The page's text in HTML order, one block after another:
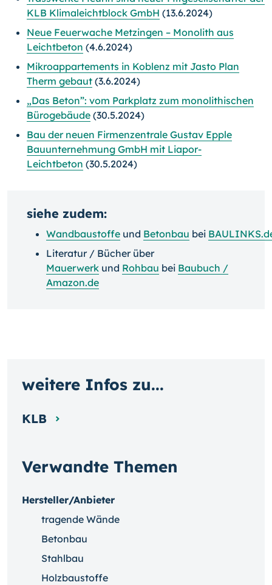
KLB Klimaleichtblock GmbH (13.6.2024)
Neue Feuerwache Metzingen – Monolith aus
Leichtbeton (4.6.2024)
Mikroappartements in Koblenz mit Jasto Plan
Therm gebaut (3.6.2024)
„Das Beton”: vom Parkplatz zum monolithischen
Bürogebäude (30.5.2024)
Bau der neuen Firmenzentrale Gustav Epple
Bauunternehmung GmbH mit Liapor-
Leichtbeton (30.5.2024)
siehe zudem:
Wandbaustoffe und Betonbau bei
Literatur / Bücher über
Mauerwerk und Rohbau bei Baubuch /
Amazon.de
Verwandte Themen
Hersteller/Anbieter
tragende Wände
Betonbau
Stahlbau
Holzbaustoffe
weitere Infos zu...
KLB